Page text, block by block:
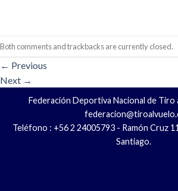
Both comments and trackbacks are currently closed.
← Previous
Next →
Federación Deportiva Nacional de Tiro
Teléfono : +56 2 24005793 - Ramón Cruz
Santiago.